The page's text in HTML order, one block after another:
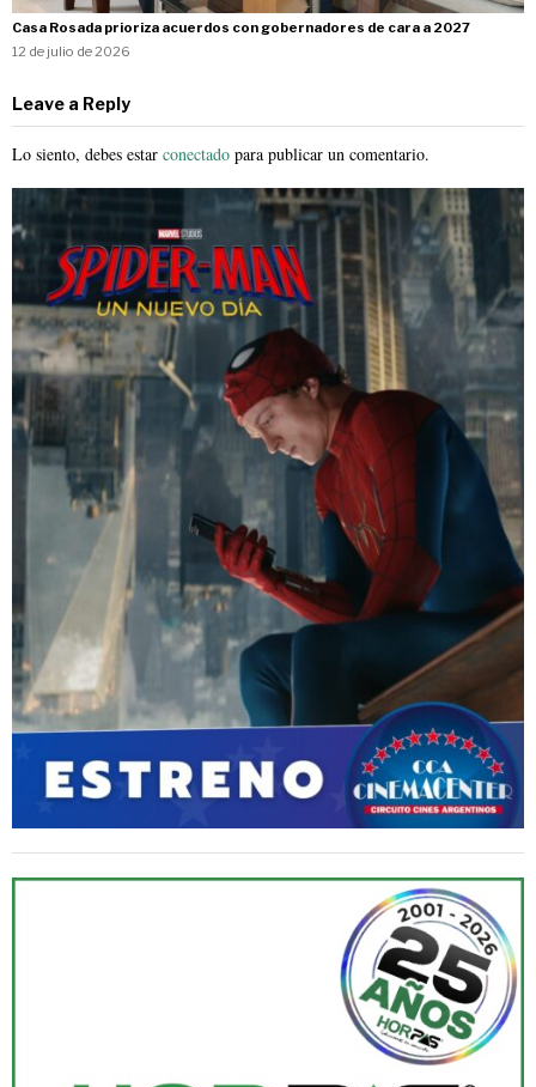
Casa Rosada prioriza acuerdos con gobernadores de cara a 2027
12 de julio de 2026
Leave a Reply
Lo siento, debes estar conectado para publicar un comentario.